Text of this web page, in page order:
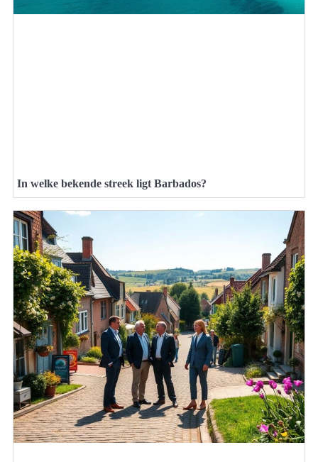
In welke bekende streek ligt Barbados?